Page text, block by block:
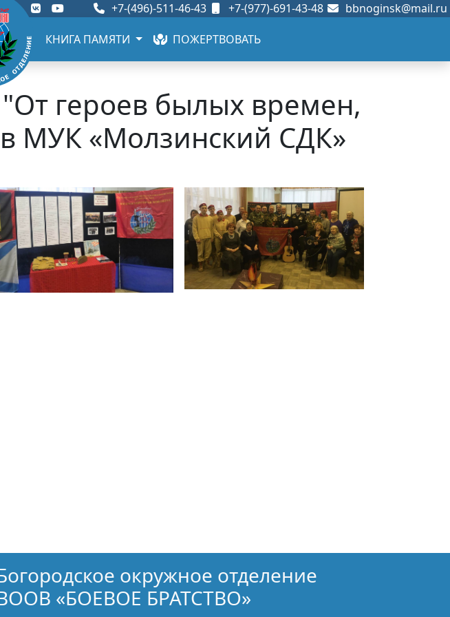
+7-(496)-511-46-43 +7-(977)-691-43-48 bbnoginsk@mail.ru
КНИГА ПАМЯТИ ПОЖЕРТВОВАТЬ
героев былых времен,
МУК «Молзинский СДК»
окружное отделение
«БОЕВОЕ БРАТСТВО»